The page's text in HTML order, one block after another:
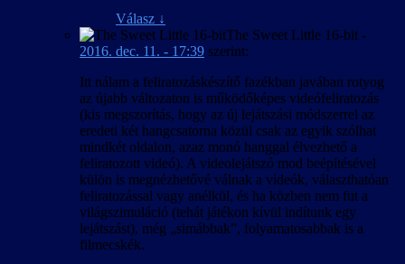
Válasz ↓
The Sweet Little 16-bit -
2016. dec. 11. - 17:39 szerint:
Itt nálam a feliratozáskészítő fazékban javában rotyog
az újabb változaton is működőképes videófeliratozás
(kis megszorítás, hogy az új lejátszási módszerrel az
eredeti két hangcsatorna közül csak az egyik szólhat
mindkét oldalon, azaz monó hanggal élvezhető a
feliratozott videó). A videolejátszó mod beépítésével
külön is megnézhetővé válnak a videók, választhatóan
feliratozással vagy anélkül, és ha közben nem fut a
világszimuláció (tehát játékon kívül indítunk egy
lejátszást), még „simábbak”, folyamatosabbak is a
filmecskék.